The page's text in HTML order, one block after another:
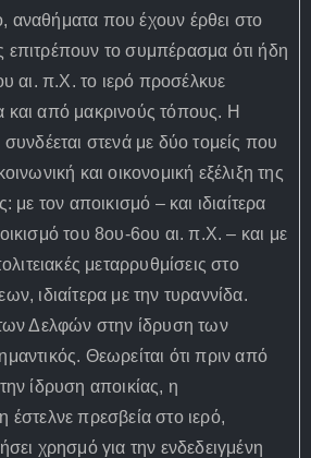
που έχουν έρθει στο
το συμπέρασμα ότι ήδη
αι. π.Χ. το ιερό προσέλκυε
από μακρινούς τόπους. Η
στενά με δύο τομείς που
και οικονομική εξέλιξη της
με τον αποικισμό – και ιδιαίτερα
του 8ου-6ου αι. π.Χ. – και με
μεταρρυθμίσεις στο
ιδιαίτερα με την τυραννίδα.
Δελφών στην ίδρυση των
Θεωρείται ότι πριν από
ίδρυση αποικίας, η
έστελνε πρεσβεία στο ιερό,
χρησμό για την ενδεδειγμένη